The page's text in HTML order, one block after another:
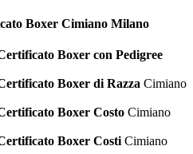
Boxer Cimiano Milano
Boxer con Pedigree
Boxer di Razza Cimiano
Boxer Costo Cimiano
Boxer Costi Cimiano